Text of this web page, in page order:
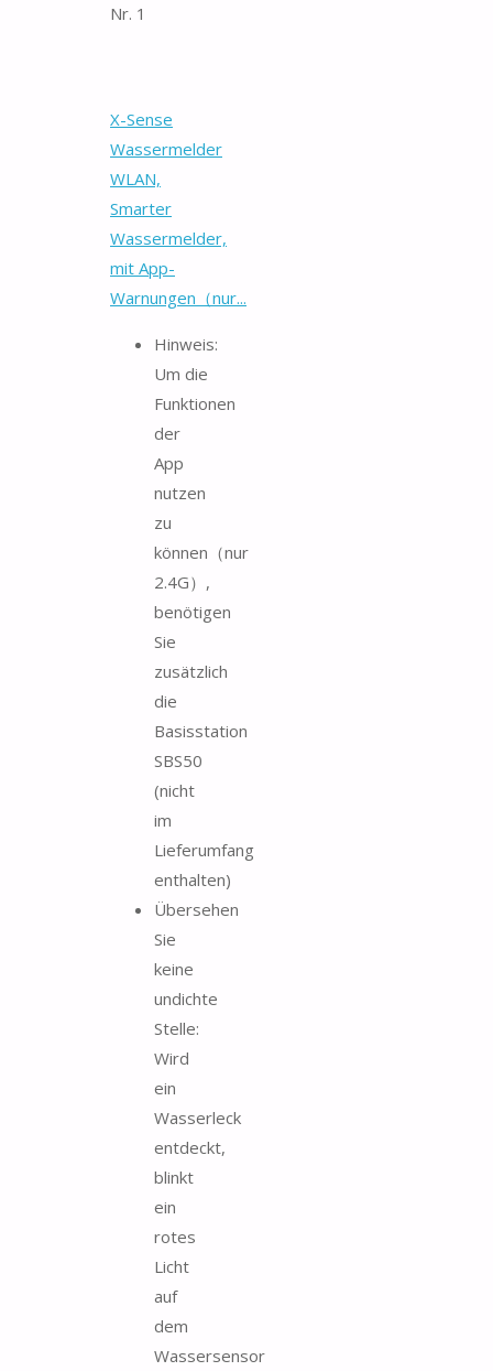
Nr. 1
X-Sense
Wassermelder
WLAN,
Smarter
Wassermelder,
mit App-
Warnungen（nur...
Hinweis:
Um die
Funktionen
der
App
nutzen
zu
können（nur
2.4G）,
benötigen
Sie
zusätzlich
die
Basisstation
SBS50
(nicht
im
Lieferumfang
enthalten)
Übersehen
Sie
keine
undichte
Stelle:
Wird
ein
Wasserleck
entdeckt,
blinkt
ein
rotes
Licht
auf
dem
Wassersensor